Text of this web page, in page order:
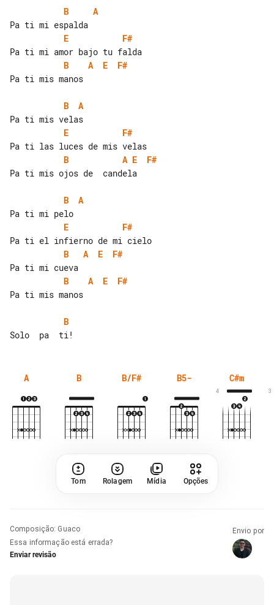
B
A
E
F#
B
A E
F#
Pa ti mis manos
B
A
E
F#
B
A E
F#
Pa ti mis ojos de  candela
B
A
E
F#
B
A E
F#
B
A E
F#
Pa ti mis manos
B
A B B/F# B5- C#m
4 3
Tom Rolagem Mídia Opções
Composição: Guaco
Essa informação está errada?
Enviar revisão
Envio por